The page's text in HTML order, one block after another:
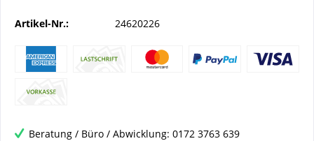
Artikel-Nr.: 24620226
Beratung / Büro / Abwicklung: 0172 3763 639